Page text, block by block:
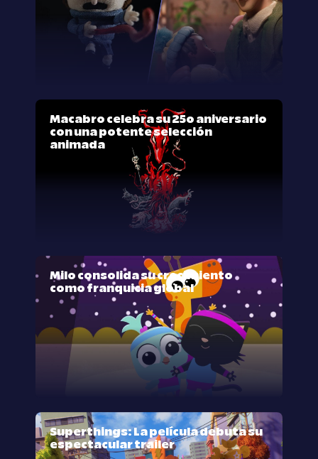
Macabro celebra su 25º aniversario
con una potente selección
animada
Milo consolida su crecimiento
como franquicia global
Superthings: La película debuta su
espectacular trailer